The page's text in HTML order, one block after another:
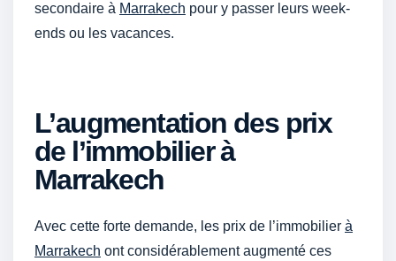
secondaire à Marrakech pour y passer leurs week-
ends ou les vacances.
L’augmentation des prix
de l’immobilier à
Marrakech
Avec cette forte demande, les prix de l’immobilier à
Marrakech ont considérablement augmenté ces